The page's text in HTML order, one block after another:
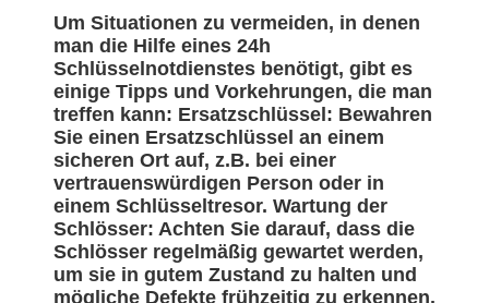
Um Situationen zu vermeiden, in denen
man die Hilfe eines 24h
Schlüsselnotdienstes benötigt, gibt es
einige Tipps und Vorkehrungen, die man
treffen kann: Ersatzschlüssel: Bewahren
Sie einen Ersatzschlüssel an einem
sicheren Ort auf, z.B. bei einer
vertrauenswürdigen Person oder in
einem Schlüsseltresor. Wartung der
Schlösser: Achten Sie darauf, dass die
Schlösser regelmäßig gewartet werden,
um sie in gutem Zustand zu halten und
mögliche Defekte frühzeitig zu erkennen.